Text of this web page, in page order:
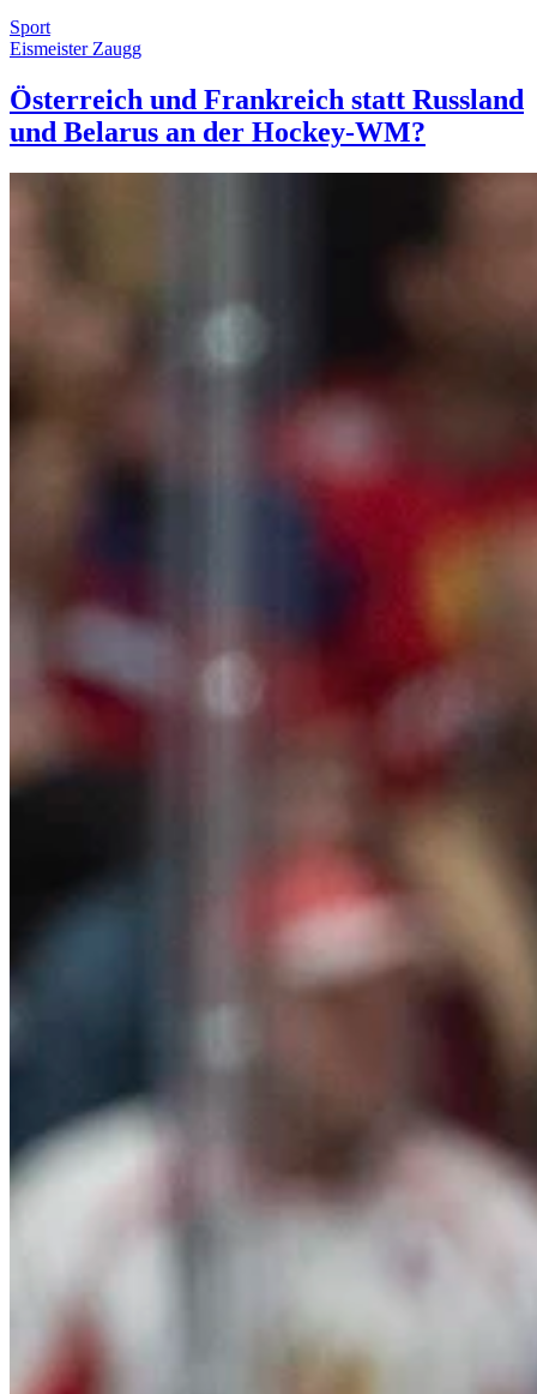
Sport
Eismeister Zaugg
Österreich und Frankreich statt Russland
und Belarus an der Hockey-WM?